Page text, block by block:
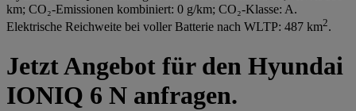
km; CO₂-Emissionen kombiniert: 0 g/km; CO₂-Klasse: A.
Elektrische Reichweite bei voller Batterie nach WLTP: 487 km2.
Jetzt Angebot für den Hyundai
IONIQ 6 N anfragen.